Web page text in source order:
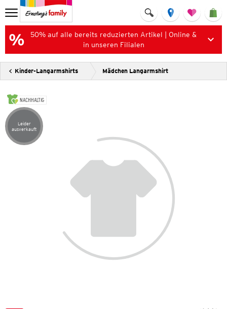
50% auf alle bereits reduzierten Artikel | Online &
in unseren Filialen
Kinder-Langarmshirts Mädchen Langarmshirt
NACHHALTIG
Artikel leider ausverkauft
Leider
ausverkauft